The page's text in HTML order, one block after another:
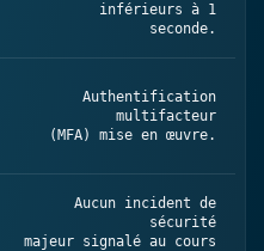
inférieurs à 1
seconde.
Authentification
multifacteur
(MFA) mise en œuvre.
Aucun incident de
sécurité
majeur signalé au cours